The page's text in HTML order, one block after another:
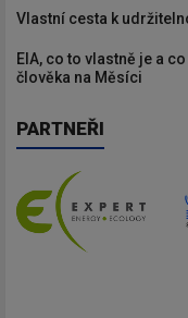
Vlastní cesta k
EIA, co to vlastně je a
člověka na Měsíci
PARTNEŘI